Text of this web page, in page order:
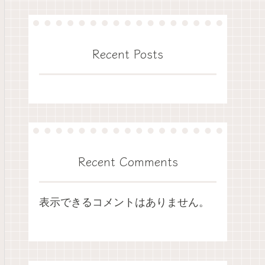
Recent Posts
Recent Comments
表示できるコメントはありません。